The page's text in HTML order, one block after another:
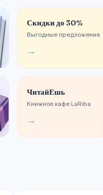
Скидки до 30%
Выгодные предложения
→
ЧитайЕшь
Книжное кафе LaRiba
→